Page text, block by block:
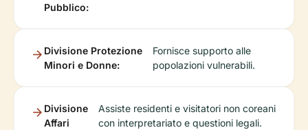
Pubblico:
Divisione Protezione
Minori e Donne:
Fornisce supporto alle
popolazioni vulnerabili.
Divisione
Affari
Assiste residenti e visitatori non coreani
con interpretariato e questioni legali.